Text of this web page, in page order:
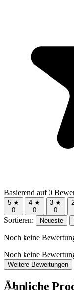
Basierend auf 0
5 ★
0
4 ★
0
3 ★
0
Sortieren: Neueste
Noch keine
Noch keine
Weitere Bewertungen
Ähnliche